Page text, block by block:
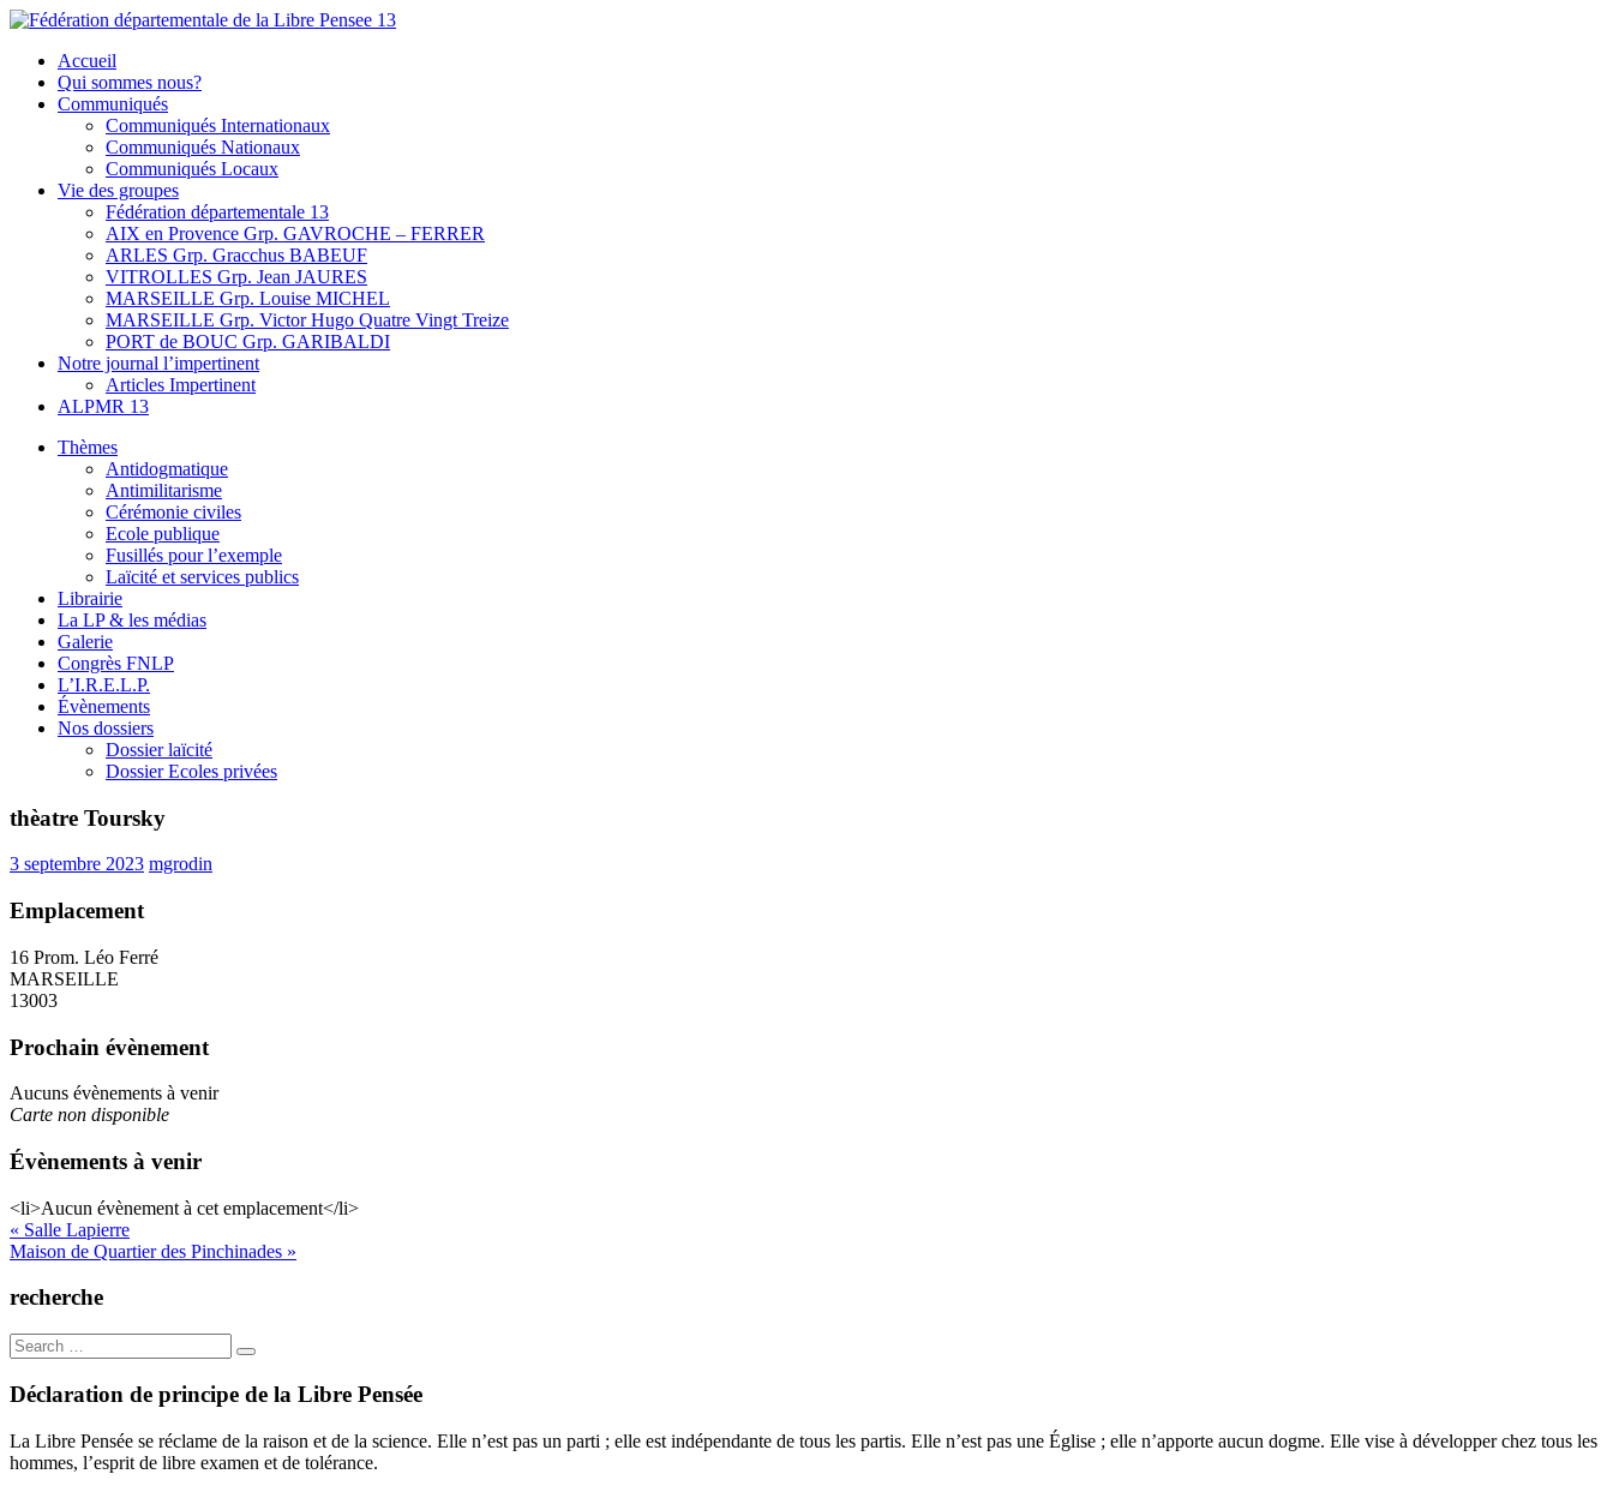
Skip
content
Fédération départementale de la Libre Pensee 13
Membre de la fédération Nationale de la Libre Pensée ni dieu ni maitre
Accueil
Qui sommes nous?
Communiqués
Communiqués Internationaux
Communiqués Nationaux
Communiqués Locaux
Vie des groupes
Fédération départementale 13
AIX en Provence Grp. GAVROCHE – FERRER
ARLES Grp. Gracchus BABEUF
VITROLLES Grp. Jean JAURES
MARSEILLE Grp. Louise MICHEL
MARSEILLE Grp. Victor Hugo Quatre Vingt Treize
PORT de BOUC Grp. GARIBALDI
Notre journal l’impertinent
Articles Impertinent
ALPMR 13
Thèmes
Antidogmatique
Antimilitarisme
Cérémonie civiles
Ecole publique
Fusillés pour l’exemple
Laïcité et services publics
Librairie
La LP & les médias
Galerie
Congrès FNLP
L’I.R.E.L.P.
Évènements
Nos dossiers
Dossier laïcité
Dossier Ecoles privées
thèatre Toursky
3 septembre 2023 mgrodin
Emplacement
16 Prom. Léo Ferré
MARSEILLE
13003
Prochain évènement
Aucuns évènements à venir
Carte non disponible
Évènements à venir
<li>Aucun évènement à cet emplacement</li>
Navigation
de
l’article
« Salle Lapierre
Maison de Quartier des Pinchinades »
recherche
Search
for:
Déclaration de principe de la Libre Pensée
La Libre Pensée se réclame de la raison et de la science. Elle n’est pas un parti ; elle est indépendante de tous les partis. Elle n’est pas une Église ; elle n’apporte aucun dogme. Elle vise à développer chez tous les
hommes, l’esprit de libre examen et de tolérance.